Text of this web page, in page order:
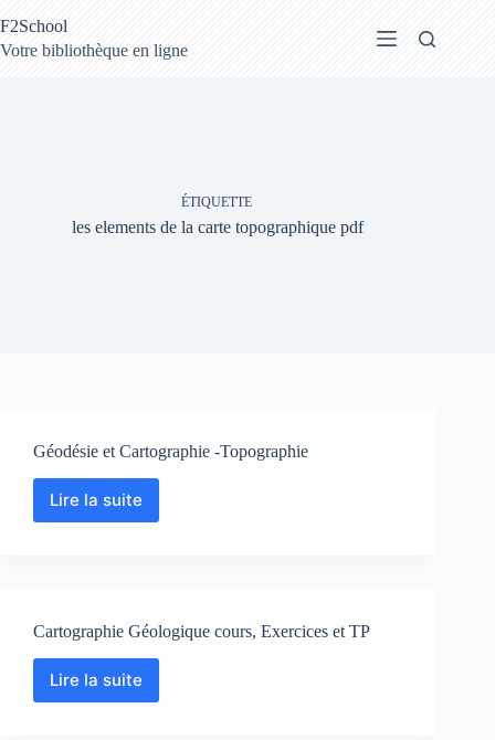
au
contenu
F2School
Votre bibliothèque en ligne
ÉTIQUETTE
les elements de la carte topographique pdf
Géodésie et Cartographie -Topographie
Lire la suite
Géodésie
Cartographie Géologique cours, Exercices et TP
Lire la suiteCartographie
Géologique